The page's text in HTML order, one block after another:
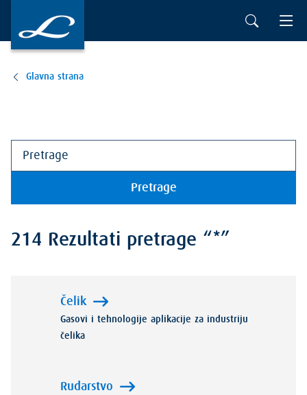
Glavna strana
Pretrage
214 Rezultati pretrage “*”
Čelik
Gasovi i tehnologije aplikacije za industriju
čelika
Rudarstvo